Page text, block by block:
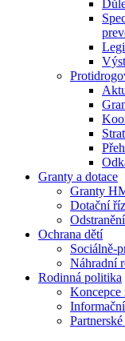
Granty a dotace
Granty
Dotační
Ochrana dětí
Sociálně-
Náhradní
Rodinná politika